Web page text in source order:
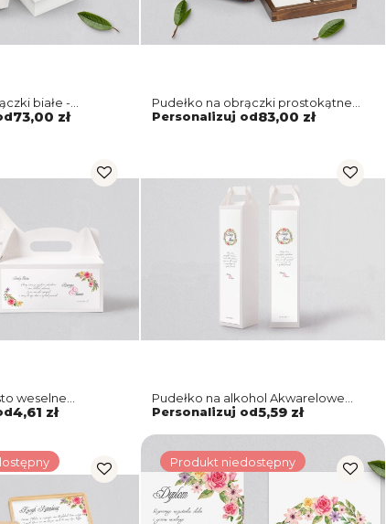
białe -
Motyw 5
73,00 zł
Pudełko na obrączki prostokątne
brązowe - Akwarelowe Wianki
Personalizuj od83,00 zł
weselne
- Motyw 5
4,61 zł
Pudełko na alkohol Akwarelowe
Wianki Motyw 5
Personalizuj od5,59 zł
Produkt niedostępny